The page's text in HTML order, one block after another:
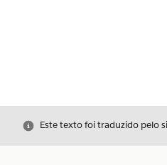
Fechar
Este texto foi traduzido pelo